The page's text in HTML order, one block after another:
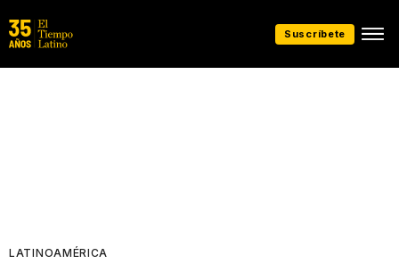
Suscríbete
LATINOAMÉRICA